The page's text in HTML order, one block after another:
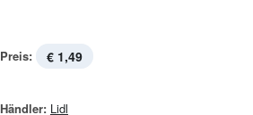
Preis: € 1,49
Händler: Lidl